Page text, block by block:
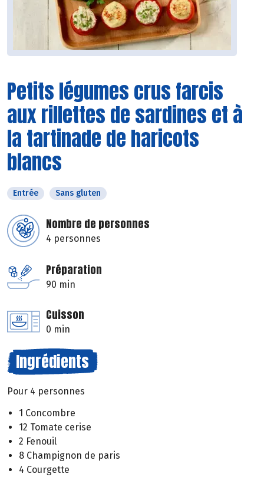
Petits légumes crus farcis
aux rillettes de sardines et à
la tartinade de haricots
blancs
Entrée Sans gluten
Nombre de personnes
4 personnes
Préparation
90 min
Cuisson
0 min
Ingrédients
Pour 4 personnes
1 Concombre
12 Tomate cerise
2 Fenouil
8 Champignon de paris
4 Courgette